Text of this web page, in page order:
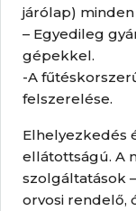
járólap)
– Egyedileg
gépekkel.
-A
felszerelése.
Elhelyezkedés
ellátottságú. A
szolgáltatások
orvosi rendelő,